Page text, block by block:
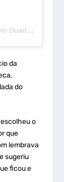
Uma publicação compartilhada por Marcelo Duarte (@mdcurioso)
da
do
o
que
lembrava
sugeriu
ficou e